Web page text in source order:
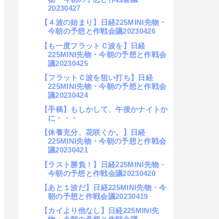
20230427
【４波の始まり】日経225MINI先物・
今朝の予想と作戦会議20230426
【も一度フラットＣ波を】日経
225MINI先物・今朝の予想と作戦会
議20230425
【フラットＣ波を狙い打ち】日経
225MINI先物・今朝の予想と作戦会
議20230424
【手稿】もしかして、午後かナイトか
に・・・
【休養充分、花咲くか。】日経
225MINI先物・今朝の予想と作戦会
議20230421
【ラスト勝負！】日経225MINI先物・
今朝の予想と作戦会議20230420
【あと１波だ】日経225MINI先物・今
朝の予想と作戦会議20230419
【カイより他なし】日経225MINI先